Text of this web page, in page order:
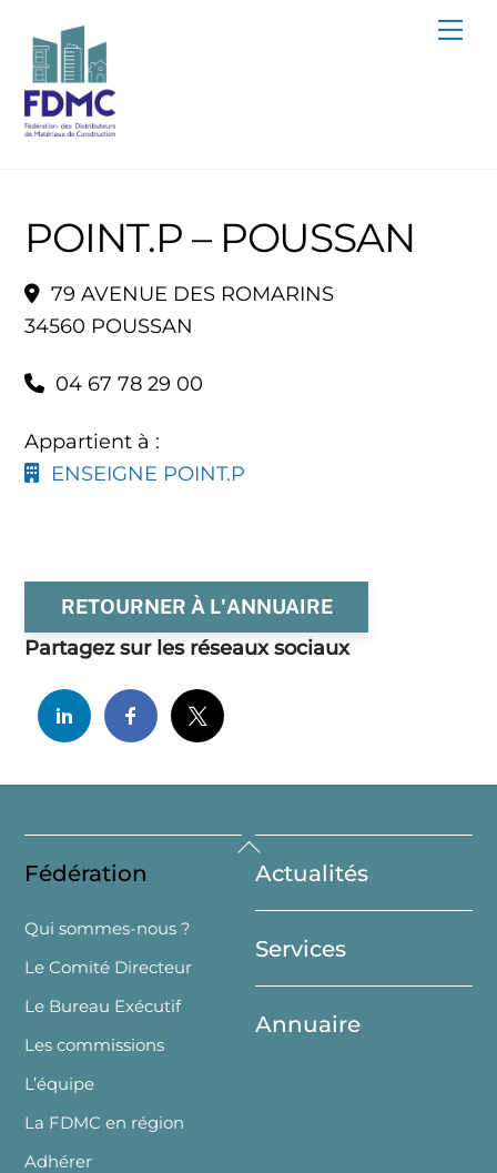
content
POINT.P – POUSSAN
79 AVENUE DES ROMARINS
34560 POUSSAN
04 67 78 29 00
Appartient à :
ENSEIGNE POINT.P
RETOURNER À L'ANNUAIRE
Partagez sur les réseaux sociaux
Back
To
Top
Fédération
Qui sommes-nous ?
Le Comité Directeur
Le Bureau Exécutif
Les commissions
L’équipe
La FDMC en région
Adhérer
Actualités
Services
Annuaire